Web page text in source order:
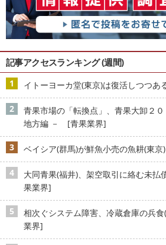
記事アクセスランキング (週間)
イトーヨーカ堂(東京)は復活しつつ
青果市場の「転換点」、青果大卸２
地方編 － [青果業界]
ベイシア(群馬)が鮮魚小売の魚耕(東
大同青果(福井)、架空取引に絡む未
果業界]
相次ぐシステム障害、冷蔵倉庫の兵
業界]